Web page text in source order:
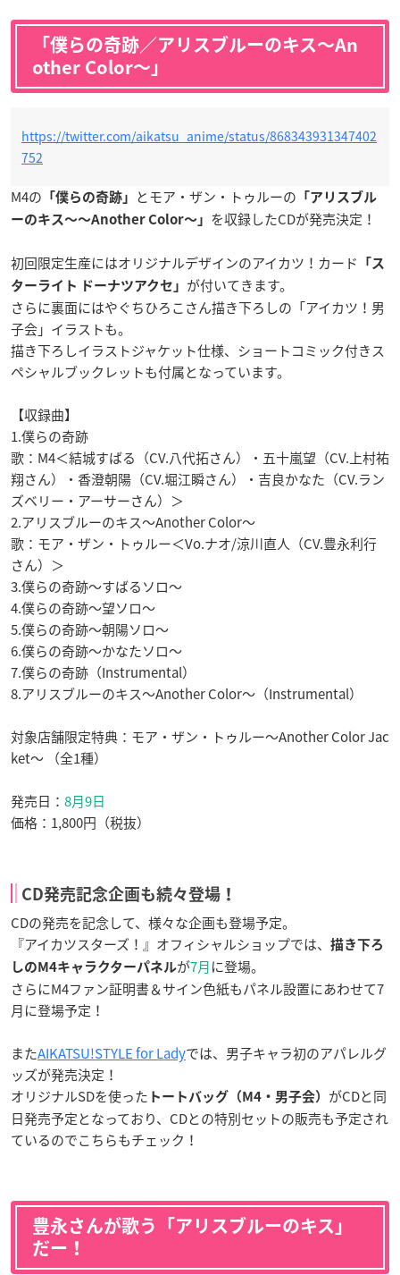
「僕らの奇跡／アリスブルーのキス〜An
other Color〜」
https://twitter.com/aikatsu_anime/status/868343931347402
752
M4の 「僕らの奇跡」 とモア・ザン・トゥルーの 「アリスブル
ーのキス〜〜Another Color〜」 を収録したCDが発売決定！
初回限定生産にはオリジナルデザインのアイカツ！カード
「ス
ターライト ドーナツアクセ」 が付いてきます。
さらに裏面にはやぐちひろこさん描き下ろしの「アイカツ！男
子会」イラストも。
描き下ろしイラストジャケット仕様、ショートコミック付きス
ペシャルブックレットも付属となっています。
【収録曲】
1.僕らの奇跡
歌：M4＜結城すばる（CV.八代拓さん）・五十嵐望（CV.上村祐
翔さん）・香澄朝陽（CV.堀江瞬さん）・吉良かなた（CV.ラン
ズベリー・アーサーさん）＞
2.アリスブルーのキス〜Another Color〜
歌：モア・ザン・トゥルー＜Vo.ナオ/涼川直人（CV.豊永利行
さん）＞
3.僕らの奇跡〜すばるソロ〜
4.僕らの奇跡〜望ソロ〜
5.僕らの奇跡〜朝陽ソロ〜
6.僕らの奇跡〜かなたソロ〜
7.僕らの奇跡（Instrumental）
8.アリスブルーのキス〜Another Color〜（Instrumental）
対象店舗限定特典：モア・ザン・トゥルー〜Another Color Jac
ket〜 （全1種）
発売日： 8月9日
価格：1,800円（税抜）
CD発売記念企画も続々登場！
CDの発売を記念して、様々な企画も登場予定。
『アイカツスターズ！』オフィシャルショップでは、
描き下ろ
しのM4キャラクターパネルが7月に登場。
さらにM4ファン証明書＆サイン色紙もパネル設置にあわせて7
月に登場予定！
またAIKATSU!STYLE for Ladyでは、男子キャラ初のアパレルグ
ッズが発売決定！
オリジナルSDを使った トートバッグ（M4・男子会） がCDと同
日発売予定となっており、CDとの特別セットの販売も予定され
ているのでこちらもチェック！
豊永さんが歌う「アリスブルーのキス」
だー！